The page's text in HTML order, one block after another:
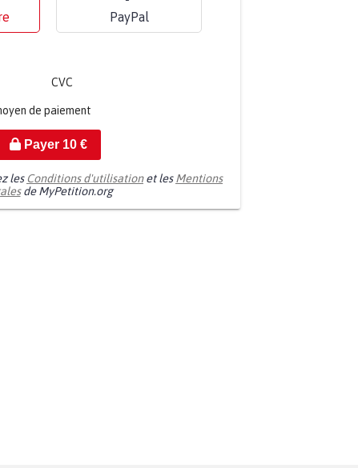
PayPal
CVC
de paiement
Payer 10€
les Conditions d'utilisationet lesMentions
de MyPetition.org